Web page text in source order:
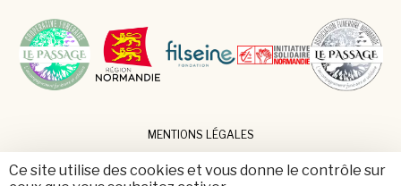
Ce site utilise des cookies et vous donne le contrôle sur
MENTIONS LÉGALES